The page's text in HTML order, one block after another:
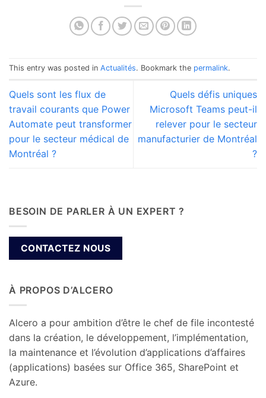
This entry was posted in Actualités. Bookmark the permalink.
Quels sont les flux de
travail courants que Power
Automate peut transformer
pour le secteur médical de
Montréal ?
Quels défis uniques
Microsoft Teams peut-il
relever pour le secteur
manufacturier de Montréal
?
BESOIN DE PARLER À UN EXPERT ?
CONTACTEZ NOUS
À PROPOS D’ALCERO
Alcero a pour ambition d’être le chef de file incontesté
dans la création, le développement, l’implémentation,
la maintenance et l’évolution d’applications d’affaires
(applications) basées sur Office 365, SharePoint et
Azure.